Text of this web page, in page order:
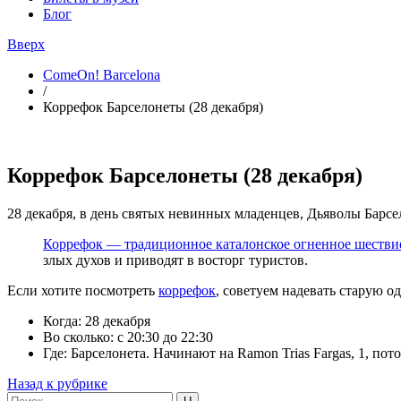
Блог
Вверх
ComeOn! Barcelona
/
Коррефок Барселонеты (28 декабря)
Коррефок Барселонеты (28 декабря)
28 декабря, в день святых невинных младенцев, Дьяволы
Коррефок — традиционное каталонское огненное
злых духов и приводят в восторг туристов.
Если хотите посмотреть коррефок, советуем надевать старую
Когда: 28 декабря
Во сколько: с 20:30 до 22:30
Где: Барселонета. Начинают на Ramon Trias Fargas, 1,
Назад к рубрике